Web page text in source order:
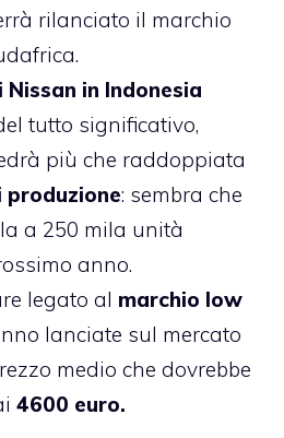
rilanciato il marchio
in Indonesia
tutto significativo,
più che raddoppiata
: sembra che
a 250 mila unità
anno.
legato al marchio low
lanciate sul mercato
medio che dovrebbe
4600 euro.